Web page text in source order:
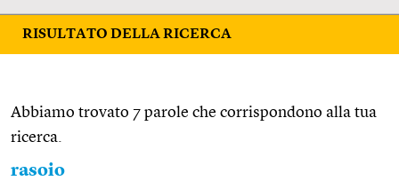
RISULTATO DELLA RICERCA
Abbiamo trovato 7 parole che corrispondono alla tua
ricerca.
rasoio